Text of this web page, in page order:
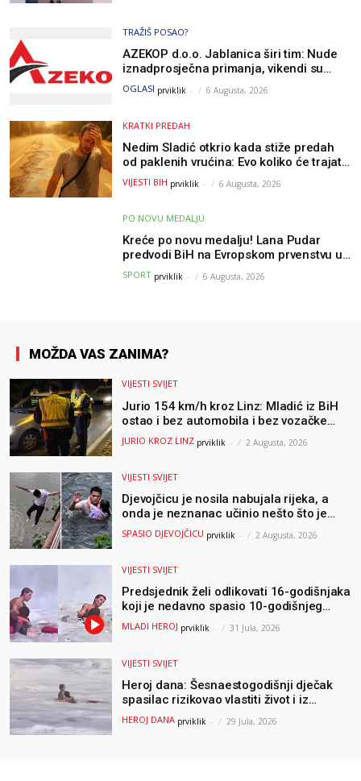
TRAŽIŠ POSAO?
AZEKOP d.o.o. Jablanica širi tim: Nude
iznadprosječna primanja, vikendi su
slobodni, traži se više radnika
OGLASI prviklik - 6 Augusta, 2026
KRATKI PREDAH
Nedim Sladić otkrio kada stiže predah
od paklenih vrućina: Evo koliko će trajati
osvježenje u BiH
VIJESTI BIH prviklik - 6 Augusta, 2026
PO NOVU MEDALJU
Kreće po novu medalju! Lana Pudar
predvodi BiH na Evropskom prvenstvu u
Parizu
SPORT prviklik - 6 Augusta, 2026
MOŽDA VAS ZANIMA?
VIJESTI SVIJET
Jurio 154 km/h kroz Linz: Mladić iz BiH
ostao i bez automobila i bez vozačke
dozvole
JURIO KROZ LINZ prviklik - 2 Augusta, 2026
VIJESTI SVIJET
Djevojčicu je nosila nabujala rijeka, a
onda je neznanac učinio nešto što je
mnoge ostavilo bez riječi
SPASIO DJEVOJČICU prviklik - 2 Augusta, 2026
VIJESTI SVIJET
Predsjednik želi odlikovati 16-godišnjaka
koji je nedavno spasio 10-godišnjeg
dječaka iz smrtonosnih valova
MLADI HEROJ prviklik - 31 Jula, 2026
VIJESTI SVIJET
Heroj dana: Šesnaestogodišnji dječak
spasilac rizikovao vlastiti život i iz
ogromnih valova spasio 10-godišnjeg
dječaka
HEROJ DANA prviklik - 29 Jula, 2026